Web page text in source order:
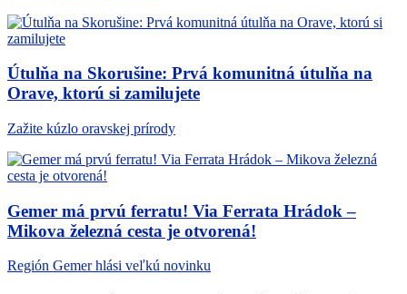
Útulňa na Skorušine: Prvá komunitná útulňa na
Orave, ktorú si zamilujete
Zažite kúzlo oravskej prírody
Gemer má prvú ferratu! Via Ferrata Hrádok –
Mikova železná cesta je otvorená!
Región Gemer hlási veľkú novinku